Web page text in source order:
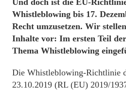
Whistleblowing bis 17.
Recht umzusetzen. Wir
Inhalte vor: Im ersten Teil
Thema Whistleblowing
Die Whistleblowing-Richtlinie
23.10.2019 (RL (EU) 2019/